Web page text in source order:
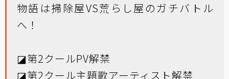
物語は掃除屋VS荒らし屋のガチバトル
へ！
◪第2クールPV解禁
◪第2クール主題歌アーティスト解禁